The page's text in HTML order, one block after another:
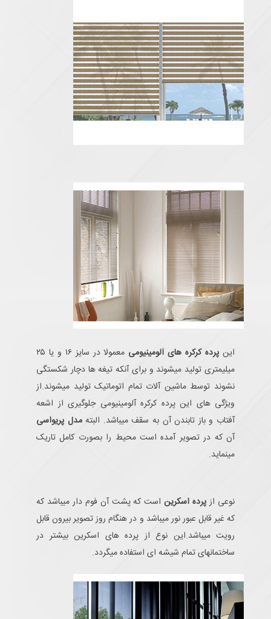
این پرده کرکره های آلومینیومی
معمولا در سایز ۱۶ و یا ۲۵
میلیمتری تولید میشوند و برای آنکه تیغه ها دچار شکستگی
نشوند توسط ماشین آلات تمام اتوماتیک تولید میشوند.از
ویژگی های این پرده کرکره آلومینیومی جلوگیری از اشعه
آفتاب و باز تابندن آن به سقف میباشد. البتهمدل پریواسی
آن که در تصویر آمده است محیط را بصورت کامل تاریک
مینماید.
نوعی ازپرده اسکریناست که پشت آن فوم دار میباشد که
که غیر قابل عبور نور میباشد و در هنگام روز تصویر بیرون قابل
رویت میباشد.این نوع از پرده های اسکرین بیشتر در
ساختمانهای تمام شیشه ای استفاده میگردد.